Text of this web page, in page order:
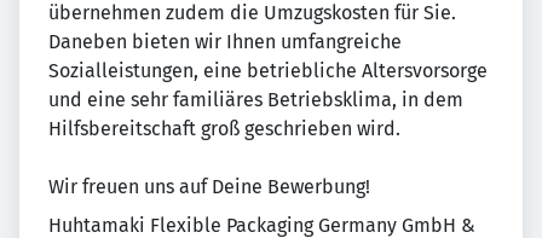
übernehmen zudem die Umzugskosten für Sie.
Daneben bieten wir Ihnen umfangreiche
Sozialleistungen, eine betriebliche Altersvorsorge
und eine sehr familiäres Betriebsklima, in dem
Hilfsbereitschaft groß geschrieben wird.
Wir freuen uns auf Deine Bewerbung!
Huhtamaki Flexible Packaging Germany GmbH &